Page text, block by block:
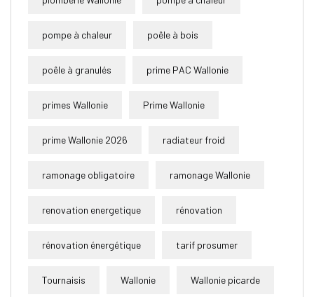
pompe à chaleur poêle à bois
poêle à granulés prime PAC Wallonie
primes Wallonie Prime Wallonie
prime Wallonie 2026 radiateur froid
ramonage obligatoire ramonage Wallonie
renovation energetique rénovation
rénovation énergétique tarif prosumer
Tournaisis Wallonie Wallonie picarde